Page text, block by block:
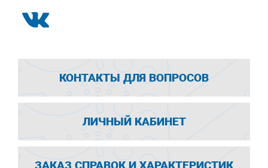
КОНТАКТЫ ДЛЯ ВОПРОСОВ
ЛИЧНЫЙ КАБИНЕТ
ЗАКАЗ СПРАВОК И ХАРАКТЕРИСТИК